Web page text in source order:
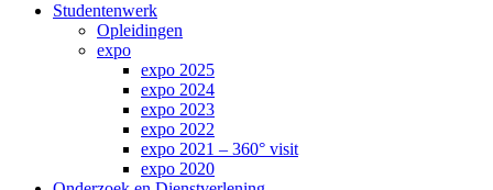
Studentenwerk
Opleidingen
expo
expo 2025
expo 2024
expo 2023
expo 2022
expo 2021 – 360° visit
expo 2020